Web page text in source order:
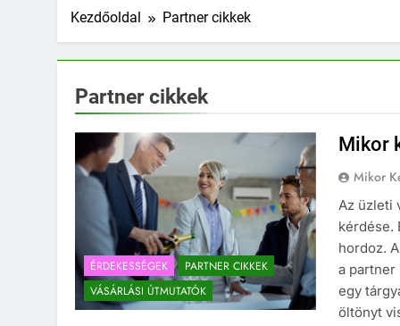
Kezdőoldal Partner cikkek
Partner cikkek
ÉRDEKESSÉGEK
PARTNER CIKKEK
VÁSÁRLÁSI ÚTMUTATÓK
Mikor
Mikor
Az üzleti
kérdése.
hordoz.
a partner
egy
öltönyt